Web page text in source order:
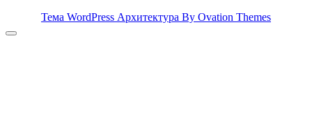
Тема WordPress Архитектура By Ovation Themes